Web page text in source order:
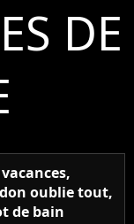
DE
oublie tout,
de bain